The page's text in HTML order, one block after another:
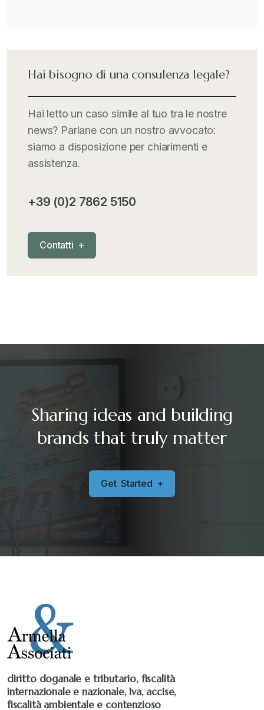
Hai bisogno di una consulenza legale?
Hai letto un caso simile al tuo tra le nostre
news? Parlane con un nostro avvocato:
siamo a disposizione per chiarimenti e
assistenza.
+39 (0)2 7862 5150
Contatti +
Sharing ideas and building
brands that truly matter
Get Started +
diritto doganale e tributario, fiscalità
internazionale e nazionale, Iva, accise,
fiscalità ambientale e contenzioso